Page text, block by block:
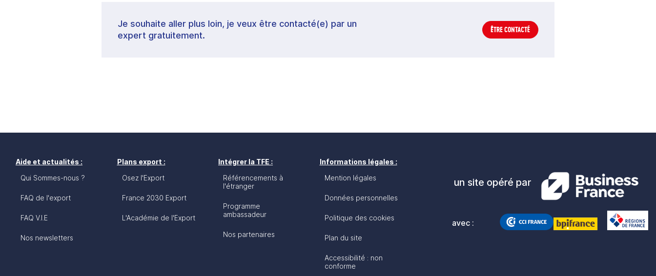
Je souhaite aller plus loin, je veux être contacté(e) par un
expert gratuitement.
ÊTRE CONTACTÉ
Aide et actualités :
Qui Sommes-nous ?
FAQ de l'export
FAQ V.I.E
Nos newsletters
Plans export :
Osez l'Export
France 2030 Export
L'Académie de l'Export
Intégrer la TFE :
Référencements à
l'étranger
Programme
ambassadeur
Nos partenaires
Informations légales :
Mention légales
Données personnelles
Politique des cookies
Plan du site
Accessibilité : non
conforme
un site opéré par
avec :